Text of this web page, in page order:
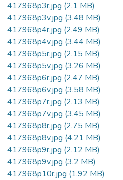
417968p3r.jpg (2.1 MB)
417968p3v.jpg (3.48 MB)
417968p4r.jpg (2.49 MB)
417968p4v.jpg (3.44 MB)
417968p5r.jpg (2.15 MB)
417968p5v.jpg (3.26 MB)
417968p6r.jpg (2.47 MB)
417968p6v.jpg (3.58 MB)
417968p7r.jpg (2.13 MB)
417968p7v.jpg (3.45 MB)
417968p8r.jpg (2.75 MB)
417968p8v.jpg (4.21 MB)
417968p9r.jpg (2.12 MB)
417968p9v.jpg (3.2 MB)
417968p10r.jpg (1.92 MB)